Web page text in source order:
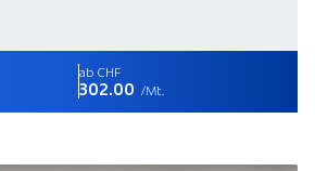
ab CHF
302.00 /Mt.